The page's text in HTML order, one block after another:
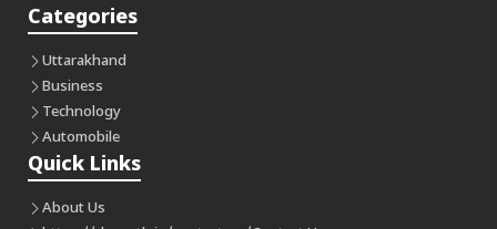
Categories
Uttarakhand
Business
Technology
Automobile
Quick Links
About Us